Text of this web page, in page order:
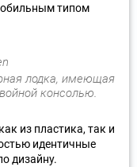
типом
лодка, имеющая
консолью.
из пластика, так и
идентичные
дизайну.